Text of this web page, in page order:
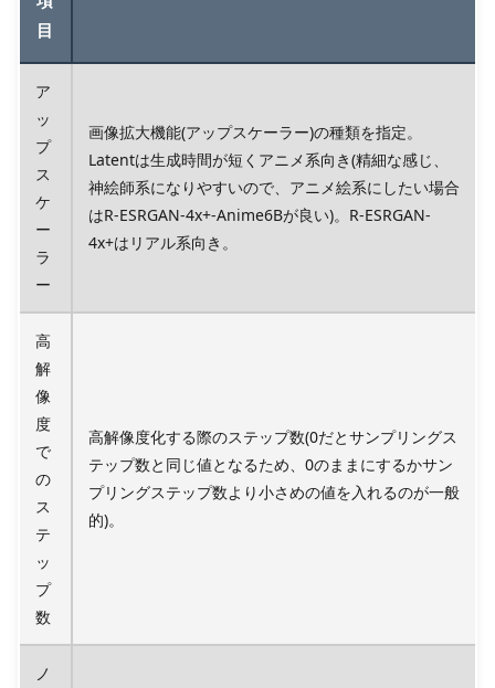
目
ア
ッ
プ
ス
ケ
ー
ラ
ー
画像拡大機能(アップスケーラー)の種類を指定。
Latentは生成時間が短くアニメ系向き(精細な感じ、
神絵師系になりやすいので、アニメ絵系にしたい場合
はR-ESRGAN-4x+-Anime6Bが良い)。R-ESRGAN-
4x+はリアル系向き。
高
解
像
度
で
の
ス
テ
ッ
プ
数
高解像度化する際のステップ数(0だとサンプリングス
テップ数と同じ値となるため、0のままにするかサン
プリングステップ数より小さめの値を入れるのが一般
的)。
ノ